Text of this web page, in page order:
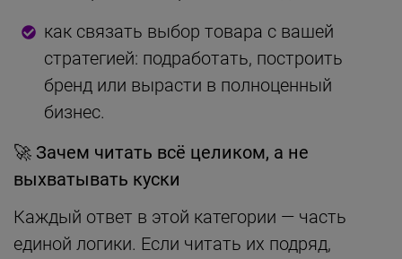
как связать выбор товара с вашей
стратегией: подработать, построить
бренд или вырасти в полноценный
бизнес.
🚀 Зачем читать всё целиком, а не
выхватывать куски
Каждый ответ в этой категории — часть
единой логики. Если читать их подряд,